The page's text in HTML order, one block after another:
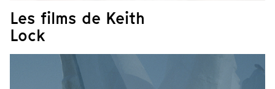
Les films de Keith
Lock